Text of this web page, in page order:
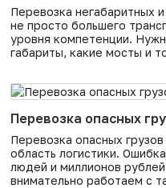
Перевозка негабаритных
не просто большего
уровня компетенции.
габариты, какие мосты и
всю подготовку. Что
железнодорожного
Перевозка опасных
Перевозка опасных
область логистики.
людей и миллионов
внимательно работаем с